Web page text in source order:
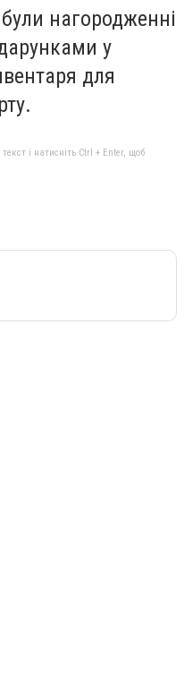
нагородженні
у
для
і натисніть Ctrl + Enter, щоб